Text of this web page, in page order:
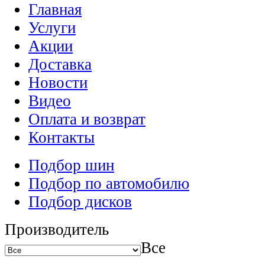
Главная
Услуги
Акции
Доставка
Новости
Видео
Оплата и возврат
Контакты
Подбор шин
Подбор по автомобилю
Подбор дисков
Производитель
Все